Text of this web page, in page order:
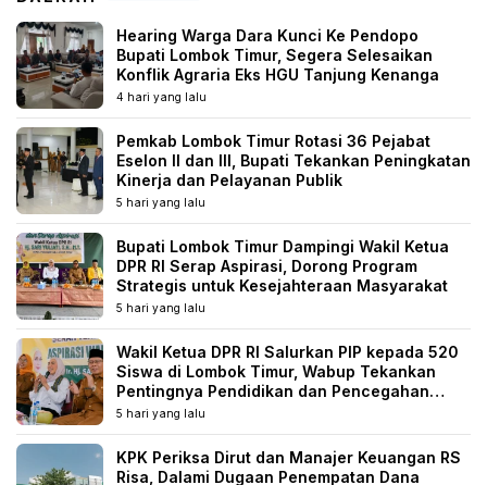
Hearing Warga Dara Kunci Ke Pendopo
Bupati Lombok Timur, Segera Selesaikan
Konflik Agraria Eks HGU Tanjung Kenanga
4 hari yang lalu
Pemkab Lombok Timur Rotasi 36 Pejabat
Eselon II dan III, Bupati Tekankan Peningkatan
Kinerja dan Pelayanan Publik
5 hari yang lalu
Bupati Lombok Timur Dampingi Wakil Ketua
DPR RI Serap Aspirasi, Dorong Program
Strategis untuk Kesejahteraan Masyarakat
5 hari yang lalu
Wakil Ketua DPR RI Salurkan PIP kepada 520
Siswa di Lombok Timur, Wabup Tekankan
Pentingnya Pendidikan dan Pencegahan
Perkawinan Anak
5 hari yang lalu
KPK Periksa Dirut dan Manajer Keuangan RS
Risa, Dalami Dugaan Penempatan Dana